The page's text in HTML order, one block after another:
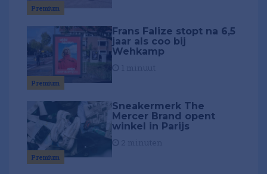
Premium
Premium
Frans Falize stopt na 6,5
jaar als coo bij
Wehkamp
Premium
Sneakermerk The
Mercer Brand opent
winkel in Parijs